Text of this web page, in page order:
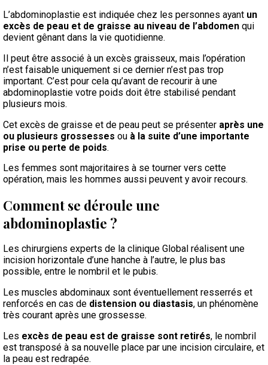
L’abdominoplastie est indiquée chez les personnes ayant un
excès de peau et de graisse au niveau de l’abdomen qui
devient gênant dans la vie quotidienne.
Il peut être associé à un excès graisseux, mais l’opération
n’est faisable uniquement si ce dernier n’est pas trop
important. C’est pour cela qu’avant de recourir à une
abdominoplastie votre poids doit être stabilisé pendant
plusieurs mois.
Cet excès de graisse et de peau peut se présenter après une
ou plusieurs grossesses ou à la suite d’une importante
prise ou perte de poids.
Les femmes sont majoritaires à se tourner vers cette
opération, mais les hommes aussi peuvent y avoir recours.
Comment se déroule une
abdominoplastie ?
Les chirurgiens experts de la clinique Global réalisent une
incision horizontale d’une hanche à l’autre, le plus bas
possible, entre le nombril et le pubis.
Les muscles abdominaux sont éventuellement resserrés et
renforcés en cas de distension ou diastasis, un phénomène
très courant après une grossesse.
Les excès de peau est de graisse sont retirés, le nombril
est transposé à sa nouvelle place par une incision circulaire, et
la peau est redrapée.